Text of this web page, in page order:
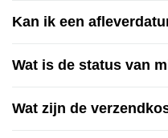
Kan ik een
Wat is de status van
Wat zijn de